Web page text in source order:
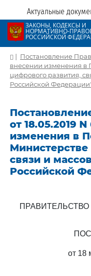
Актуальные
ЗАКОНЫ, КОДЕКСЫ И
НОРМАТИВНО-
РОССИЙСКОЙ
| Постановление
внесении изменения в
цифрового развития,
Российской
от 18.05.2019
изменения в
связи и
Российской
от 18